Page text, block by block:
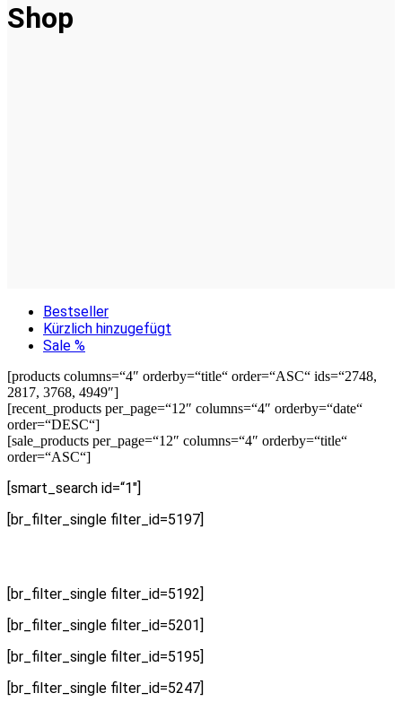
Shop
Bestseller
Kürzlich hinzugefügt
Sale %
[products columns=“4″ orderby=“title“ order=“ASC“ ids=“2748,
2817, 3768, 4949″]
[recent_products per_page=“12″ columns=“4″ orderby=“date“
order=“DESC“]
[sale_products per_page=“12″ columns=“4″ orderby=“title“
order=“ASC“]
[smart_search id=“1″]
[br_filter_single filter_id=5197]
[br_filter_single filter_id=5192]
[br_filter_single filter_id=5201]
[br_filter_single filter_id=5195]
[br_filter_single filter_id=5247]